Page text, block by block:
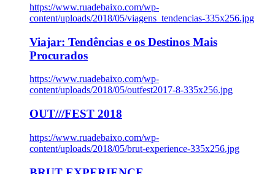
https://www.ruadebaixo.com/wp-
content/uploads/2018/05/viagens_tendencias-335x256.jpg
Viajar: Tendências e os Destinos Mais
Procurados
https://www.ruadebaixo.com/wp-
content/uploads/2018/05/outfest2017-8-335x256.jpg
OUT///FEST 2018
https://www.ruadebaixo.com/wp-
content/uploads/2018/05/brut-experience-335x256.jpg